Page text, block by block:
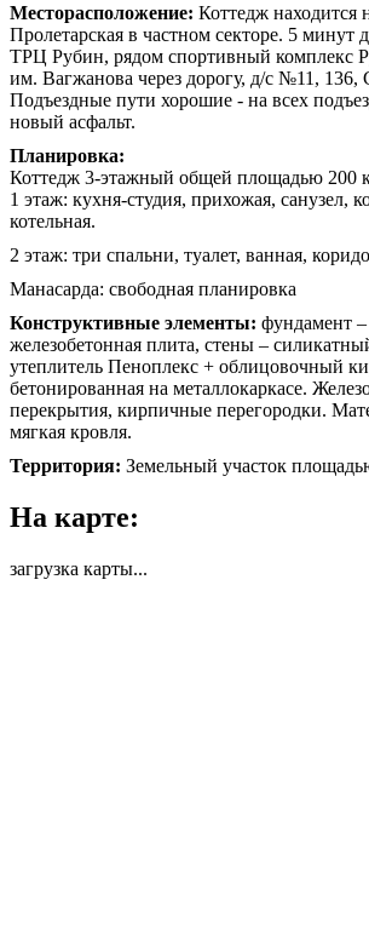
Месторасположение: Коттедж находится
Пролетарская в частном секторе. 5 минут
ТРЦ Рубин, рядом спортивный комплекс
им. Вагжанова через дорогу, д/с №11,
Подъездные пути хорошие - на всех
новый асфальт.
Планировка:
Коттедж 3-этажный общей площадью 200
1 этаж: кухня-студия, прихожая, санузел,
котельная.
2 этаж: три спальни, туалет, ванная,
Манасарда: свободная планировка
Конструктивные элементы: фундамент
железобетонная плита, стены –
утеплитель Пеноплекс + облицовочный
бетонированная на металлокаркасе.
перекрытия, кирпичные перегородки.
мягкая кровля.
Территория: Земельный участок
На карте:
загрузка карты...